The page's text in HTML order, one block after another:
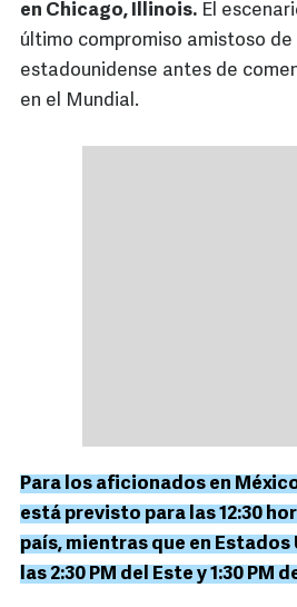
en Chicago, Illinois. El
último compromiso amistoso de
estadounidense antes de
en el Mundial.
Para los aficionados en
está previsto para las 12:30
país, mientras que en
las 2:30 PM del Este y 1:30 PM